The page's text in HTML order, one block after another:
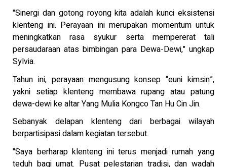
"Sinergi dan gotong royong kita adalah kunci eksistensi
klenteng ini. Perayaan ini merupakan momentum untuk
meningkatkan rasa syukur serta mempererat tali
persaudaraan atas bimbingan para Dewa-Dewi," ungkap
Sylvia.
Tahun ini, perayaan mengusung konsep “euni kimsin”,
yakni setiap klenteng membawa rupang atau patung
dewa-dewi ke altar Yang Mulia Kongco Tan Hu Cin Jin.
Sebanyak delapan klenteng dari berbagai wilayah
berpartisipasi dalam kegiatan tersebut.
"Saya berharap klenteng ini terus menjadi rumah yang
teduh bagi umat. Pusat pelestarian tradisi, dan wadah